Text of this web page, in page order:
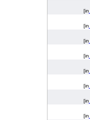
[in
[in
[in
[in
[in
[in
[in
[in